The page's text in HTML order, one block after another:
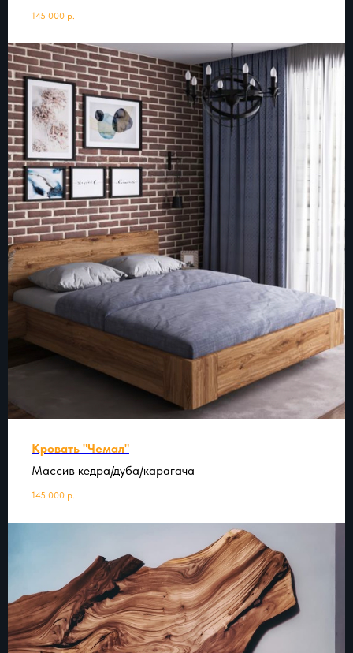
145 000 р.
Кровать "Чемал"
Массив кедра/дуба/карагача
145 000 р.